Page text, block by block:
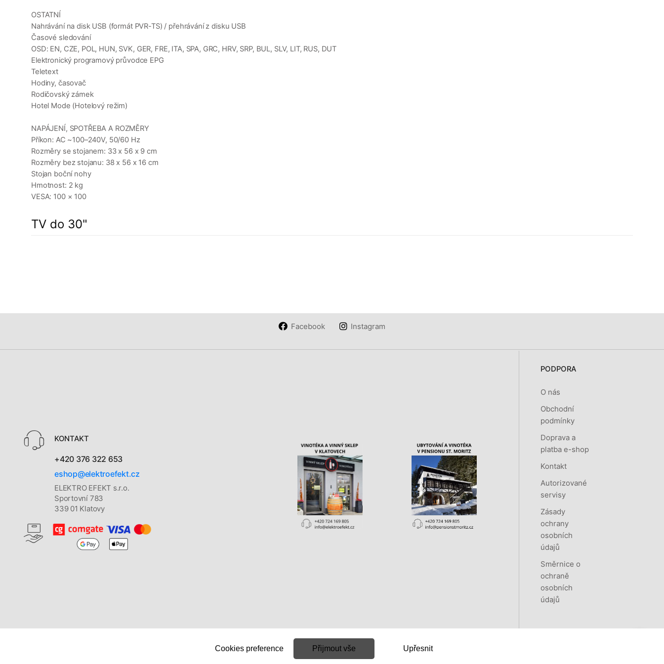
OSTATNÍ
Nahrávání na disk USB (formát PVR-TS) / přehrávání z disku USB
Časové sledování
OSD: EN, CZE, POL, HUN, SVK, GER, FRE, ITA, SPA, GRC, HRV, SRP, BUL, SLV, LIT, RUS, DUT
Elektronický programový průvodce EPG
Teletext
Hodiny, časovač
Rodičovský zámek
Hotel Mode (Hotelový režim)
NAPÁJENÍ, SPOTŘEBA A ROZMĚRY
Příkon: AC ~100–240V, 50/60 Hz
Rozměry se stojanem: 33 x 56 x 9 cm
Rozměry bez stojanu: 38 x 56 x 16 cm
Stojan boční nohy
Hmotnost: 2 kg
VESA: 100 × 100
TV do 30"
Facebook Instagram
KONTAKT
+420 376 322 653
eshop@elektroefekt.cz
ELEKTRO EFEKT s.r.o.
Sportovní 783
339 01 Klatovy
PODPORA
O nás
Obchodní
podmínky
Doprava a
platba e-shop
Kontakt
Autorizované
servisy
Zásady
ochrany
osobních
údajů
Směrnice o
ochraně
osobních
údajů
Cookies preference Přijmout vše Upřesnit